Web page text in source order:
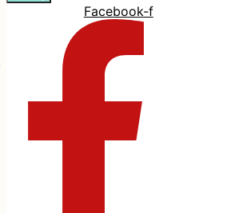
Facebook-f